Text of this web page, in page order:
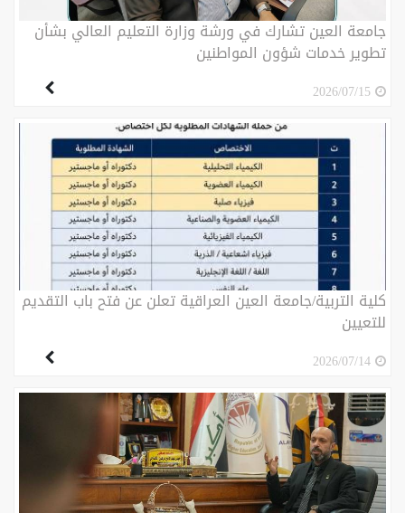
جامعة العين تشارك في ورشة وزارة التعليم العالي بشأن
تطوير خدمات شؤون المواطنين
2026/07/15
كلية التربية/جامعة العين العراقية تعلن عن فتح باب التقديم
للتعيين
2026/07/14